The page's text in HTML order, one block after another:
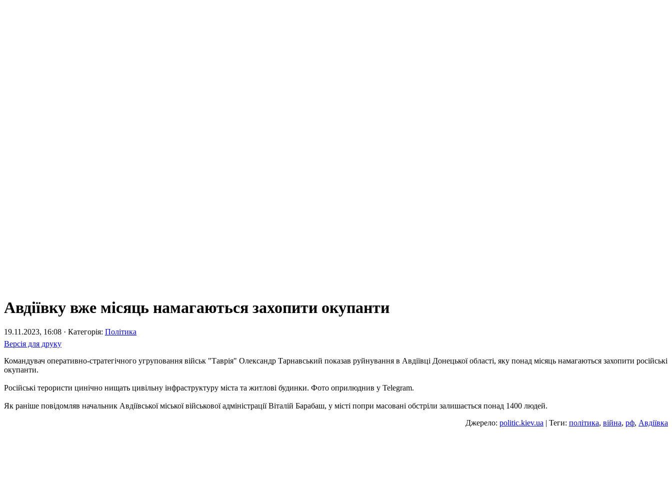
Авдіївку вже місяць намагаються захопити окупанти
19.11.2023, 16:08 · Категорія: Політика
Версія для друку
Командувач оперативно-стратегічного угруповання військ "Таврія" Олександр Тарнавський показав руйнування в Авдіївці Донецької області, яку понад місяць намагаються захопити російські
окупанти.
Російські терористи цинічно нищать цивільну інфраструктуру міста та житлові будинки. Фото оприлюднив у Telegram.
Як раніше повідомляв начальник Авдіївської міської військової адміністрації Віталій Барабаш, у місті попри масовані обстріли залишається понад 1400 людей.
Джерело: politic.kiev.ua | Теги: політика, війна, рф, Авдіївка